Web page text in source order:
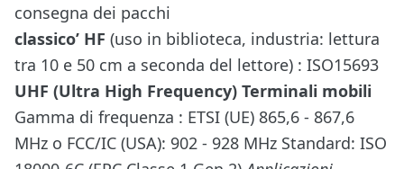
consegna dei pacchi
classico’ HF (uso in biblioteca, industria: lettura
tra 10 e 50 cm a seconda del lettore) : ISO15693
UHF (Ultra High Frequency) Terminali mobili
Gamma di frequenza : ETSI (UE) 865,6 - 867,6
MHz o FCC/IC (USA): 902 - 928 MHz Standard: ISO